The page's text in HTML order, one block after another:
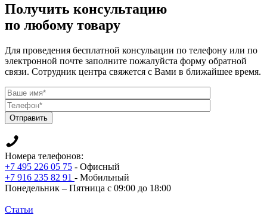
Получить консультацию
по любому товару
Для проведения бесплатной консульации по телефону или по
электронной почте заполните пожалуйста форму обратной
связи. Сотрудник центра свяжется с Вами в ближайшее время.
Отправить
Номера телефонов:
+7 495 226 05 75 - Офисный
+7 916 235 82 91 - Мобильный
Понедельник – Пятница с 09:00 до 18:00
Статьи